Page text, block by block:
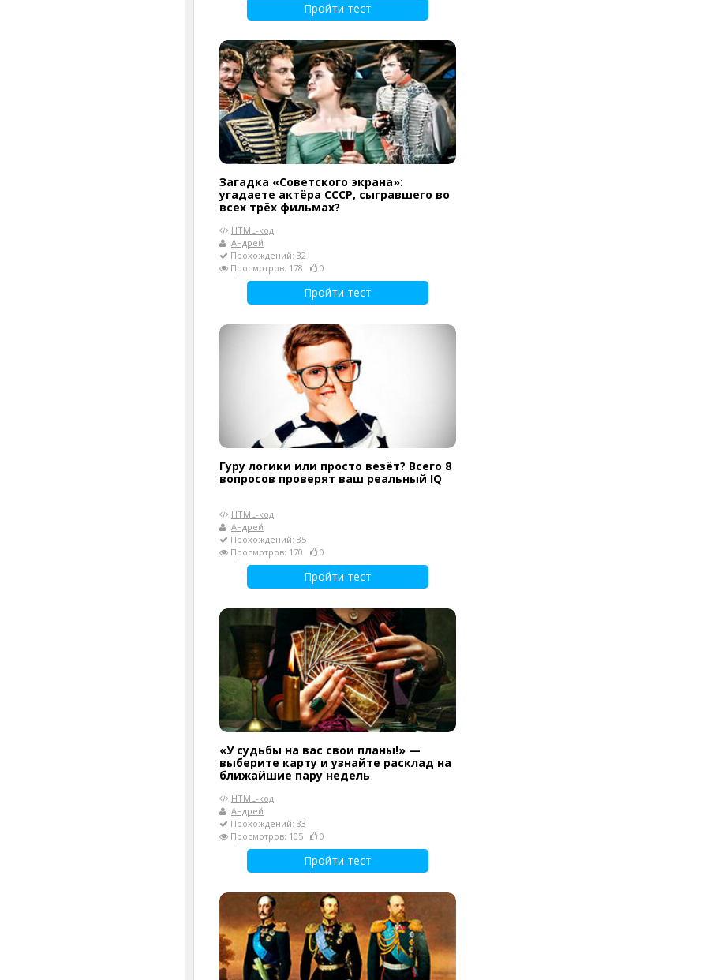
Пройти тест
Загадка «Советского экрана»:
угадаете актёра СССР, сыгравшего во
всех трёх фильмах?
HTML-код
Андрей
Прохождений: 32
Просмотров: 178
0
Пройти тест
Гуру логики или просто везёт? Всего 8
вопросов проверят ваш реальный IQ
HTML-код
Андрей
Прохождений: 35
Просмотров: 170
0
Пройти тест
«У судьбы на вас свои планы!» —
выберите карту и узнайте расклад на
ближайшие пару недель
HTML-код
Андрей
Прохождений: 33
Просмотров: 105
0
Пройти тест